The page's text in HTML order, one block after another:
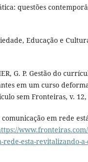
questões
Educação e
G. P. Gestão do
em um curso
sem Fronteiras, v. 12,
comunicação em rede
rede-esta-revitalizando-